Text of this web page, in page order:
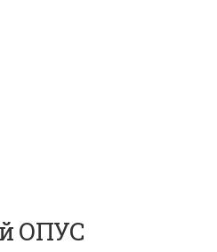
ОПУС